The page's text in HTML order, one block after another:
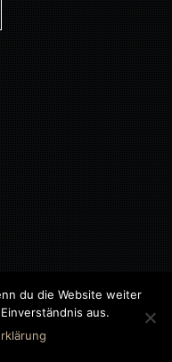
GMBH
du die Website weiter
aus.